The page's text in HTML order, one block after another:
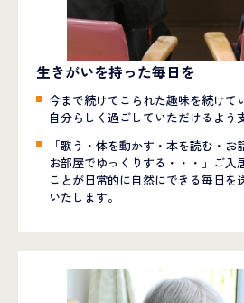
生きがいを持った毎日を
今まで続けてこられた趣味を続けて
自分らしく過ごしていただけるよう
「歌う・体を動かす・本を読む・お
お部屋でゆっくりする・・・」ご入
ことが日常的に自然にできる毎日を
いたします。